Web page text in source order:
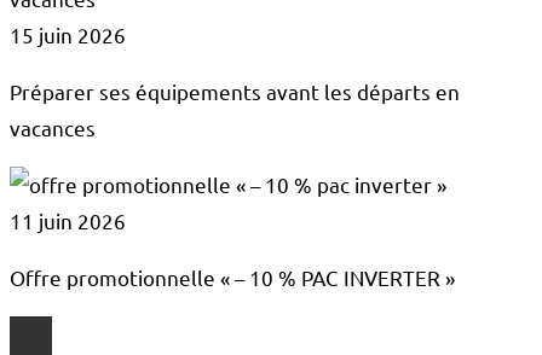
15 juin 2026
Préparer ses équipements avant les départs en
vacances
11 juin 2026
Offre promotionnelle « – 10 % PAC INVERTER »